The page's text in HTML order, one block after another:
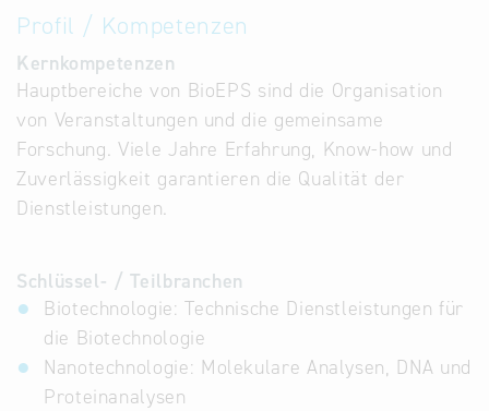
Profil / Kompetenzen
Kernkompetenzen
Hauptbereiche von BioEPS sind die Organisation
von Veranstaltungen und die gemeinsame
Forschung. Viele Jahre Erfahrung, Know-how und
Zuverlässigkeit garantieren die Qualität der
Dienstleistungen.
Schlüssel- / Teilbranchen
Biotechnologie: Technische Dienstleistungen für
die Biotechnologie
Nanotechnologie: Molekulare Analysen, DNA und
Proteinanalysen